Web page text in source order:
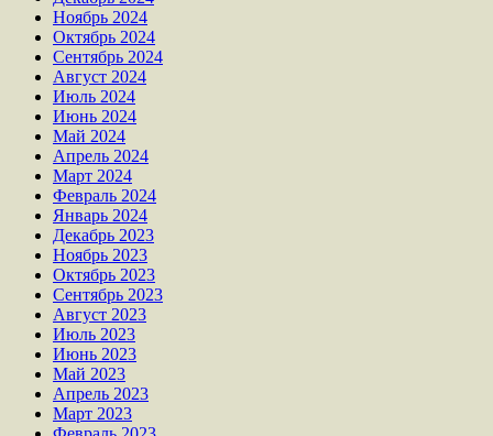
Ноябрь 2024
Октябрь 2024
Сентябрь 2024
Август 2024
Июль 2024
Июнь 2024
Май 2024
Апрель 2024
Март 2024
Февраль 2024
Январь 2024
Декабрь 2023
Ноябрь 2023
Октябрь 2023
Сентябрь 2023
Август 2023
Июль 2023
Июнь 2023
Май 2023
Апрель 2023
Март 2023